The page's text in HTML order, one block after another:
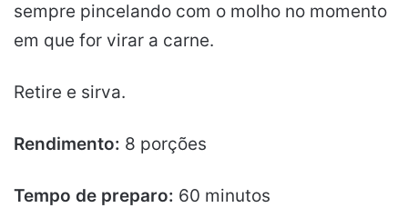
sempre pincelando com o molho no momento
em que for virar a carne.
Retire e sirva.
Rendimento: 8 porções
Tempo de preparo: 60 minutos